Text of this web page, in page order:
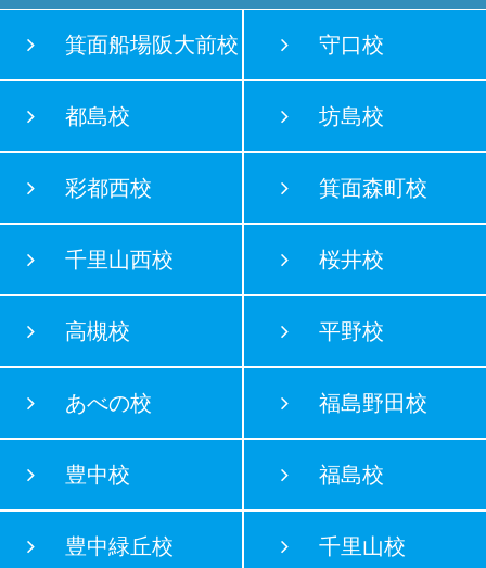
箕面船場阪大前校 守口校
都島校 坊島校
彩都西校 箕面森町校
千里山西校 桜井校
高槻校 平野校
あべの校 福島野田校
豊中校 福島校
豊中緑丘校 千里山校